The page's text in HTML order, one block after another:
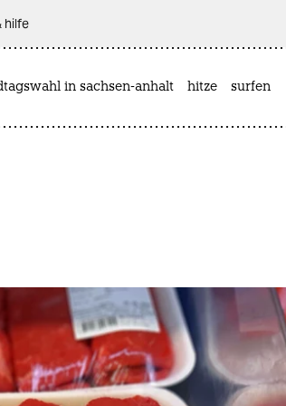
hilfe
in sachsen-anhalt hitze surfen